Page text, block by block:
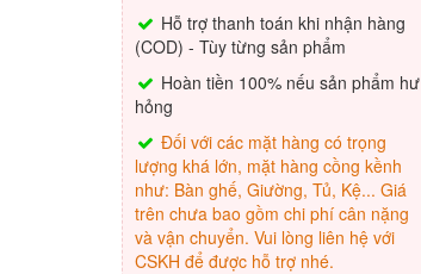
Hỗ trợ thanh toán khi nhận hàng
(COD) - Tùy từng sản phẩm
Hoàn tiền 100% nếu sản phẩm hư
hỏng
Đối với các mặt hàng có trọng
lượng khá lớn, mặt hàng cồng kềnh
như: Bàn ghế, Giường, Tủ, Kệ... Giá
trên chưa bao gồm chi phí cân nặng
và vận chuyển. Vui lòng liên hệ với
CSKH để được hỗ trợ nhé.